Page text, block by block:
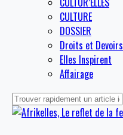
CULTURE
DOSSIER
Droits et Devoirs
Elles Inspirent
Affairage